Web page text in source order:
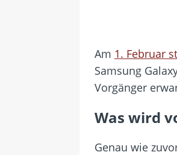
Am 1. Februar
Samsung
Vorgänger
Was wird
Genau wie